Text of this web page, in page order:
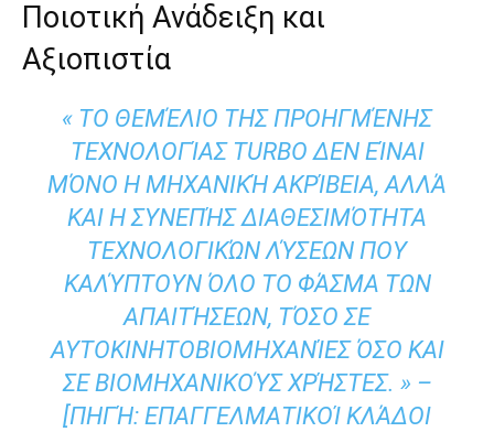
Ποιοτική Ανάδειξη και
Αξιοπιστία
« ΤΟ ΘΕΜΈΛΙΟ ΤΗΣ ΠΡΟΗΓΜΈΝΗΣ
ΤΕΧΝΟΛΟΓΊΑΣ TURBO ΔΕΝ ΕΊΝΑΙ
ΜΌΝΟ Η ΜΗΧΑΝΙΚΉ ΑΚΡΊΒΕΙΑ, ΑΛΛΆ
ΚΑΙ Η ΣΥΝΕΠΉΣ ΔΙΑΘΕΣΙΜΌΤΗΤΑ
ΤΕΧΝΟΛΟΓΙΚΏΝ ΛΎΣΕΩΝ ΠΟΥ
ΚΑΛΎΠΤΟΥΝ ΌΛΟ ΤΟ ΦΆΣΜΑ ΤΩΝ
ΑΠΑΙΤΉΣΕΩΝ, ΤΌΣΟ ΣΕ
ΑΥΤΟΚΙΝΗΤΟΒΙΟΜΗΧΑΝΊΕΣ ΌΣΟ ΚΑΙ
ΣΕ ΒΙΟΜΗΧΑΝΙΚΟΎΣ ΧΡΉΣΤΕΣ. » –
[ΠΗΓΉ: ΕΠΑΓΓΕΛΜΑΤΙΚΟΊ ΚΛΆΔΟΙ